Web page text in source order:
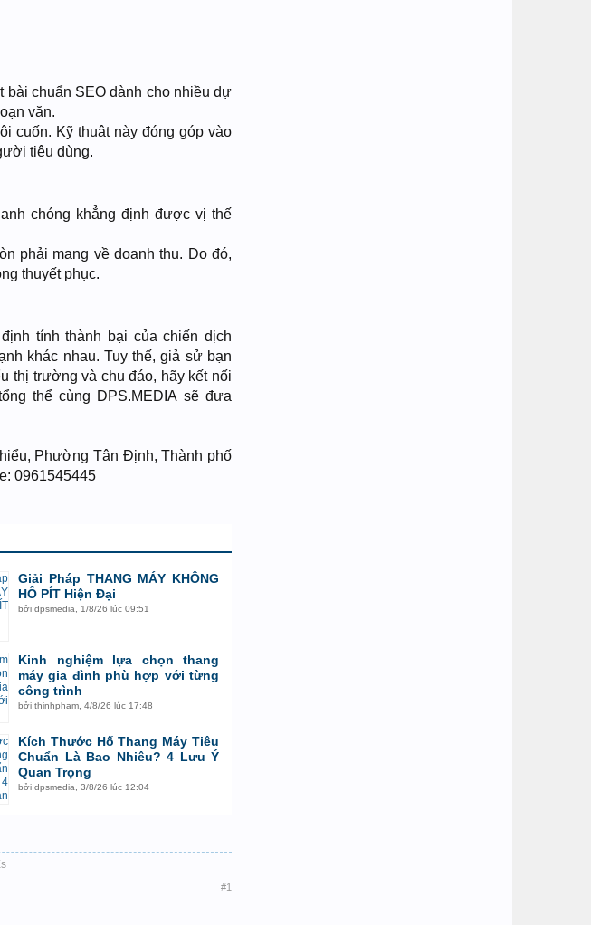
bài chuẩn SEO dành cho nhiều dự
văn.
cuốn. Kỹ thuật này đóng góp vào
tiêu dùng.
chóng khẳng định được vị thế
phải mang về doanh thu. Do đó,
thuyết phục.
tính thành bại của chiến dịch
khác nhau. Tuy thế, giả sử bạn
thị trường và chu đáo, hãy kết nối
thể cùng DPS.MEDIA sẽ đưa
Phường Tân Định, Thành phố
0961545445
Giải Pháp THANG MÁY KHÔNG
HỐ PÍT Hiện Đại
bởi dpsmedia 1/8/26 lúc 09:51
Kinh nghiệm lựa chọn thang
máy gia đình phù hợp với từng
công trình
bởi thinhpham 4/8/26 lúc 17:48
Kích Thước Hố Thang Máy Tiêu
Chuẩn Là Bao Nhiêu? 4 Lưu Ý
Quan Trọng
bởi dpsmedia 3/8/26 lúc 12:04
#1